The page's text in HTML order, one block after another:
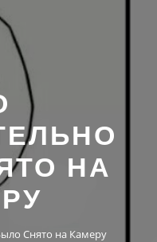
НА
Снято на Камеру